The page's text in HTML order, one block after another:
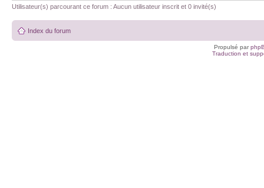
Utilisateur(s) parcourant ce forum : Aucun utilisateur inscrit et 0 invité(s)
Index du forum
Propulsé par
Traduction et